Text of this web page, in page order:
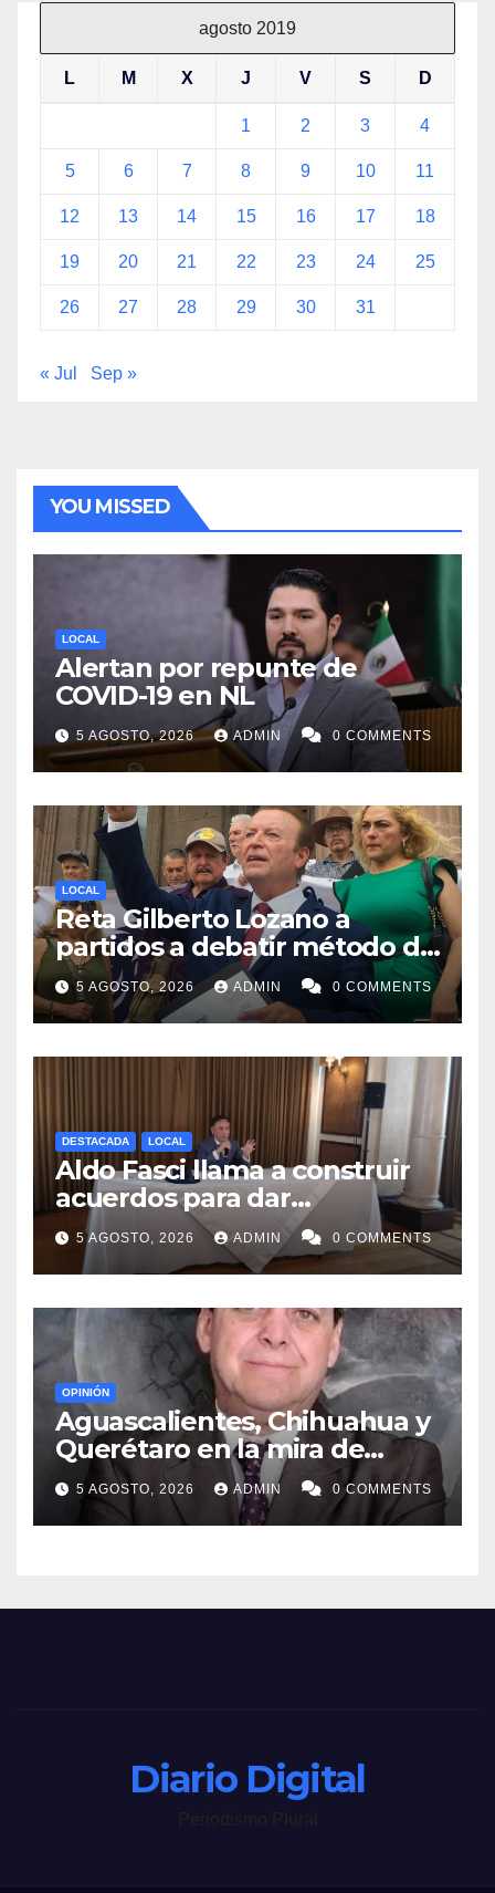
agosto 2019
L M X J V S D
1 2 3 4
5 6 7 8 9 10 11
12 13 14 15 16 17 18
19 20 21 22 23 24 25
26 27 28 29 30 31
« Jul Sep »
YOU MISSED
LOCAL
Alertan por repunte de
COVID-19 en NL
5 AGOSTO, 2026 ADMIN 0 COMMENTS
LOCAL
Reta Gilberto Lozano a
partidos a debatir método de
designación de candidato a
gubernatura de NL
5 AGOSTO, 2026 ADMIN 0 COMMENTS
DESTACADA LOCAL
Aldo Fasci llama a construir
acuerdos para dar
gobernabilidad a Nuevo León
5 AGOSTO, 2026 ADMIN 0 COMMENTS
OPINIÓN
Aguascalientes, Chihuahua y
Querétaro en la mira de
MORENA
5 AGOSTO, 2026 ADMIN 0 COMMENTS
Diario Digital